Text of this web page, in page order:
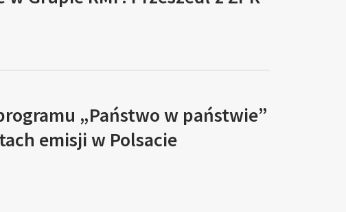
„Państwo w państwie”
emisji w Polsacie